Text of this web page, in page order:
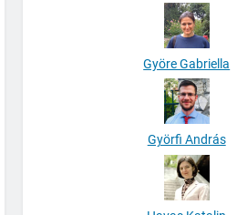
Györe Gabriella
Györfi András